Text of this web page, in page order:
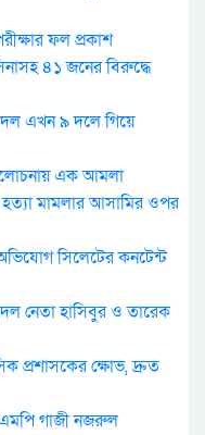
ফল প্রকাশ
৪১ জনের বিরুদ্ধে
এখন ৯ দলে গিয়ে
এক আমলা
মামলার আসামির ওপর
সিলেটের কনটেন্ট
নেতা হাসিবুর ও তারেক
প্রশাসকের ক্ষোভ, দ্রুত
এমপি গাজী নজরুল